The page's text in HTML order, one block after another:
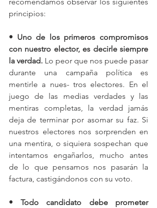
recomendamos observar los siguientes
principios:
• Uno de los primeros compromisos
con nuestro elector, es decirle siempre
la verdad. Lo peor que nos puede pasar
durante una campaña política es
mentirle a nues- tros electores. En el
juego de las medias verdades y las
mentiras completas, la verdad jamás
deja de terminar por asomar su faz. Si
nuestros electores nos sorprenden en
una mentira, o siquiera sospechan que
intentamos engañarlos, mucho antes
de lo que pensamos nos pasarán la
factura, castigándonos con su voto.
• Todo candidato debe prometer